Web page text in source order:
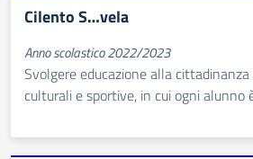
Cilento S…vela
Anno scolastico 2022/2023
Svolgere educazione alla
culturali e sportive, in cui ogni alunno